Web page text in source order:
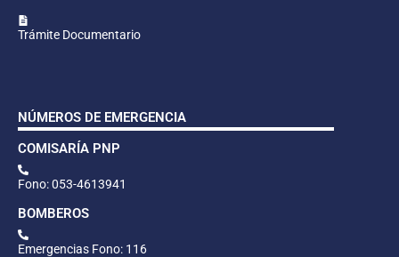
Trámite Documentario
NÚMEROS DE EMERGENCIA
COMISARÍA PNP
Fono: 053-4613941
BOMBEROS
Emergencias Fono: 116